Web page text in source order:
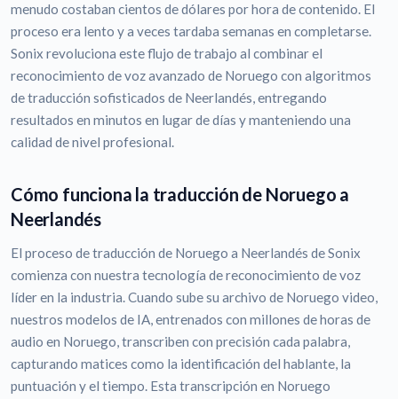
menudo costaban cientos de dólares por hora de contenido. El
proceso era lento y a veces tardaba semanas en completarse.
Sonix revoluciona este flujo de trabajo al combinar el
reconocimiento de voz avanzado de Noruego con algoritmos
de traducción sofisticados de Neerlandés, entregando
resultados en minutos en lugar de días y manteniendo una
calidad de nivel profesional.
Cómo funciona la traducción de Noruego a
Neerlandés
El proceso de traducción de Noruego a Neerlandés de Sonix
comienza con nuestra tecnología de reconocimiento de voz
líder en la industria. Cuando sube su archivo de Noruego video,
nuestros modelos de IA, entrenados con millones de horas de
audio en Noruego, transcriben con precisión cada palabra,
capturando matices como la identificación del hablante, la
puntuación y el tiempo. Esta transcripción en Noruego